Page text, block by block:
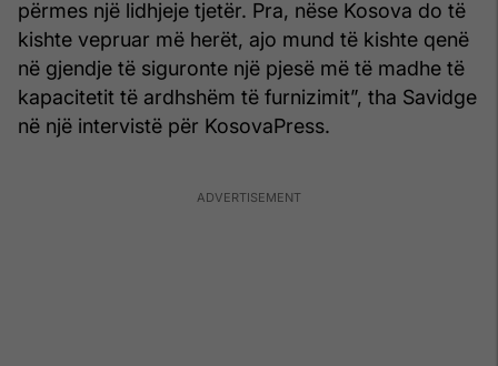
përmes një lidhjeje tjetër. Pra, nëse Kosova do të
kishte vepruar më herët, ajo mund të kishte qenë
në gjendje të siguronte një pjesë më të madhe të
kapacitetit të ardhshëm të furnizimit”, tha Savidge
në një intervistë për KosovaPress.